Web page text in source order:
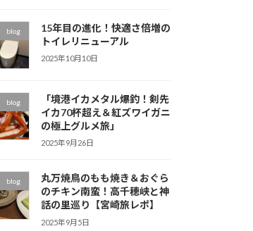
blog
15年目の進化！快適さ倍増の
トイレリニューアル
2025年10月10日
blog
「境港イカメタル爆釣！剣先
イカ70杯超え＆紅ズワイガニ
の極上グルメ旅」
2025年9月26日
blog
丸万焼鳥のもも焼き＆おぐら
のチキン南蛮！高千穂峡と神
話の里巡り【宮崎旅レポ】
2025年9月5日